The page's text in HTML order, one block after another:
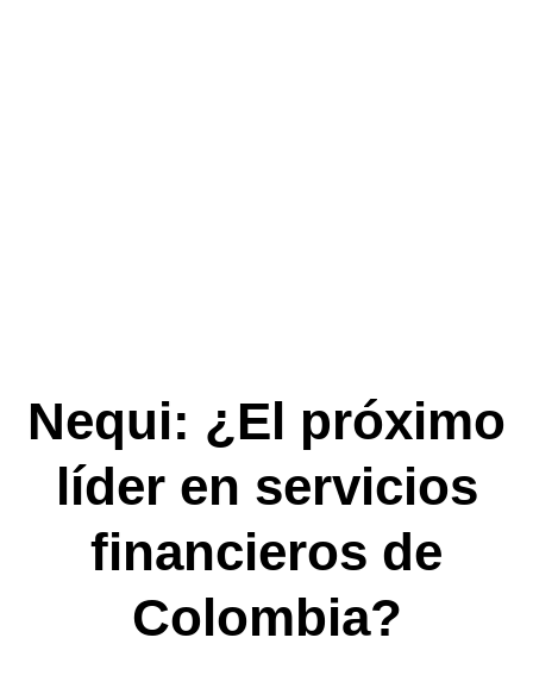
Nequi: ¿El próximo
líder en servicios
financieros de
Colombia?